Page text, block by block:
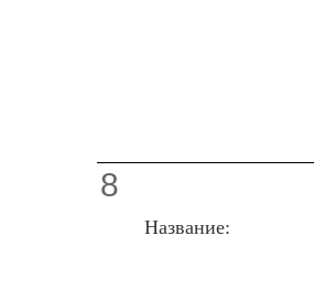
8
Название: